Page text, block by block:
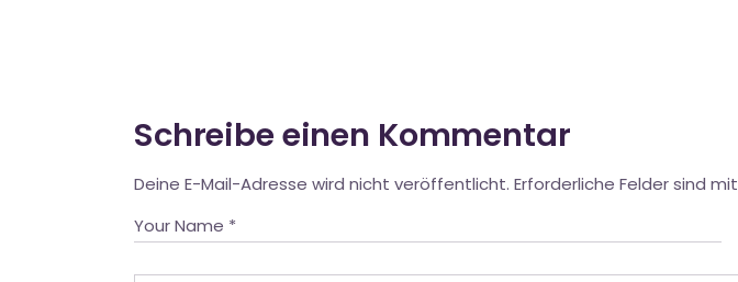
Schreibe einen Kommentar
Deine E-Mail-Adresse wird nicht veröffentlicht. Erforderliche Felder sind mit